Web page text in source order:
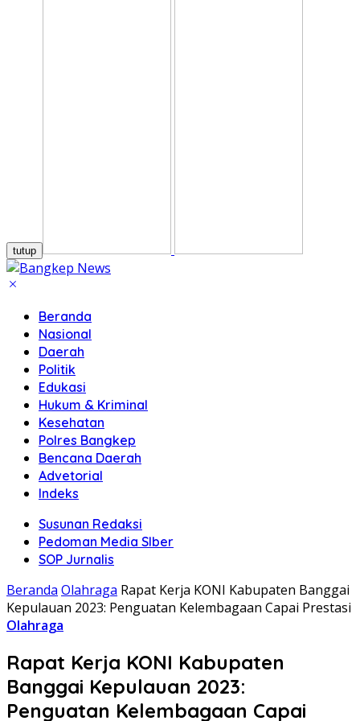
tutup
Beranda
Nasional
Daerah
Politik
Edukasi
Hukum & Kriminal
Kesehatan
Polres Bangkep
Bencana Daerah
Advetorial
Indeks
Susunan Redaksi
Pedoman Media SIber
SOP Jurnalis
Beranda Olahraga Rapat Kerja KONI Kabupaten Banggai
Kepulauan 2023: Penguatan Kelembagaan Capai Prestasi
Olahraga
Rapat Kerja KONI Kabupaten
Banggai Kepulauan 2023:
Penguatan Kelembagaan Capai